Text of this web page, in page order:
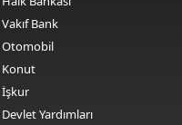
Vakıf Bank
Otomobil
Konut
İşkur
Devlet Yardımları